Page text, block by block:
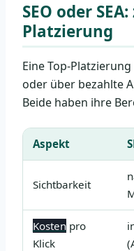
SEO oder
Platzierung
Eine Top-
oder über bezahlte
Beide haben ihre
Aspekt
Sichtbarkeit
Kostenpro
Klick